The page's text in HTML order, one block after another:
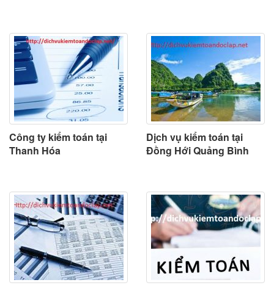
Công ty kiểm toán tại
Thanh Hóa
Dịch vụ kiểm toán tại
Đồng Hới Quảng Bình